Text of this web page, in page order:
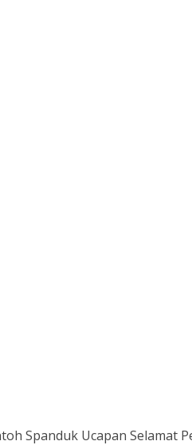
Spanduk Ucapan Selamat